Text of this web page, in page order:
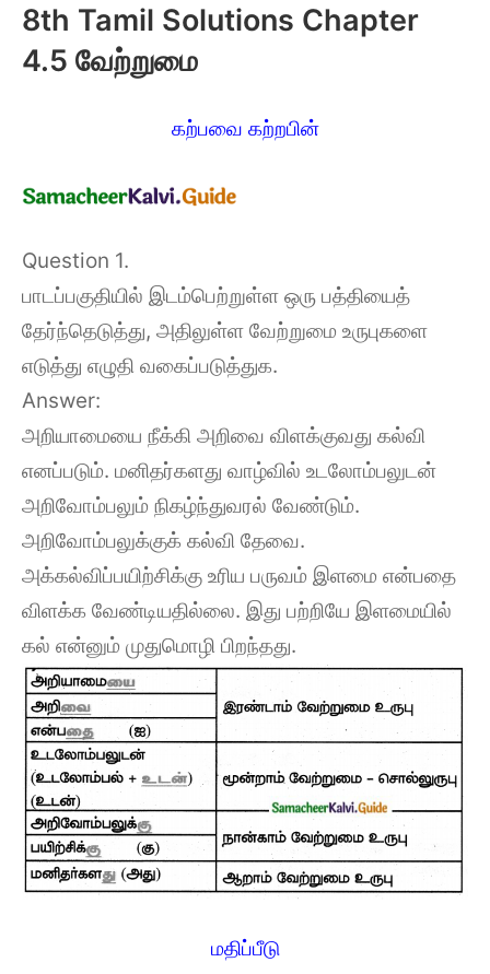
8th Tamil Solutions Chapter
4.5 வேற்றுமை
கற்பவை கற்றபின்
Question 1.
பாடப்பகுதியில் இடம்பெற்றுள்ள ஒரு பத்தியைத்
தேர்ந்தெடுத்து, அதிலுள்ள வேற்றுமை உருபுகளை
எடுத்து எழுதி வகைப்படுத்துக.
Answer:
அறியாமையை நீக்கி அறிவை விளக்குவது கல்வி
எனப்படும். மனிதர்களது வாழ்வில் உடலோம்பலுடன்
அறிவோம்பலும் நிகழ்ந்துவரல் வேண்டும்.
அறிவோம்பலுக்குக் கல்வி தேவை.
அக்கல்விப்பயிற்சிக்கு உரிய பருவம் இளமை என்பதை
விளக்க வேண்டியதில்லை. இது பற்றியே இளமையில்
கல் என்னும் முதுமொழி பிறந்தது.
மதிப்பீடு